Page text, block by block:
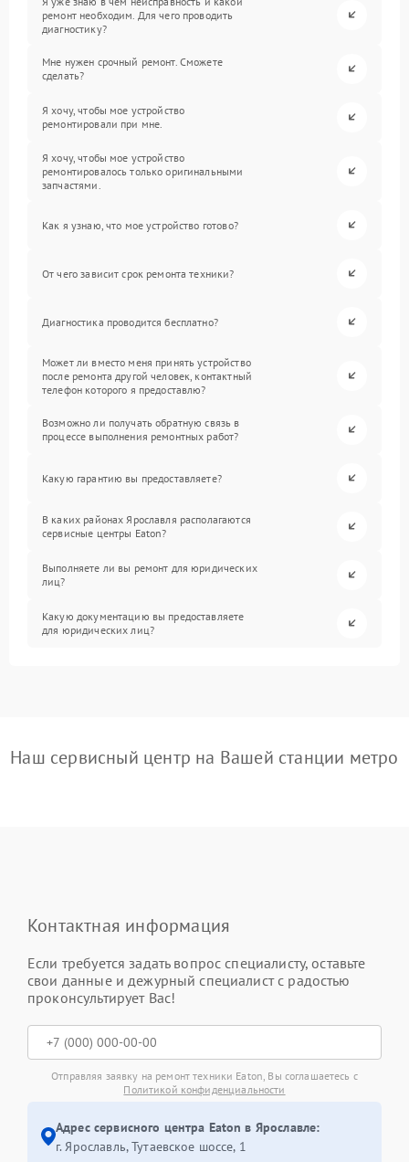
ремонт необходим. Для чего проводить
диагностику?
Мне нужен срочный ремонт. Сможете
сделать?
Я хочу, чтобы мое устройство
ремонтировали при мне.
Я хочу, чтобы мое устройство
ремонтировалось только оригинальными
запчастями.
Как я узнаю, что мое устройство готово?
От чего зависит срок ремонта техники?
Диагностика проводится бесплатно?
Может ли вместо меня принять устройство
после ремонта другой человек, контактный
телефон которого я предоставлю?
Возможно ли получать обратную связь в
процессе выполнения ремонтных работ?
Какую гарантию вы предоставляете?
В каких районах Ярославля располагаются
сервисные центры Eaton?
Выполняете ли вы ремонт для юридических
лиц?
Какую документацию вы предоставляете
для юридических лиц?
Наш сервисный центр на Вашей станции метро
Контактная информация
Если требуется задать вопрос специалисту, оставьте
свои данные и дежурный специалист с радостью
проконсультирует Вас!
Отправляя заявку на ремонт техники Eaton, Вы соглашаетесь с
Политикой конфиденциальности
Адрес сервисного центра Eaton в Ярославле:
г. Ярославль, Тутаевское шоссе, 1